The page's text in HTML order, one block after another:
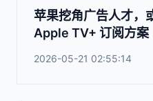
苹果挖角广告人才，
Apple TV+ 订阅方案
2026-05-21 02:55:14